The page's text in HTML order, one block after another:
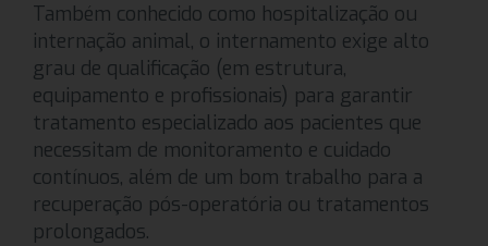
Também conhecido como hospitalização ou
internação animal, o internamento exige alto
grau de qualificação (em estrutura,
equipamento e profissionais) para garantir
tratamento especializado aos pacientes que
necessitam de monitoramento e cuidado
contínuos, além de um bom trabalho para a
recuperação pós-operatória ou tratamentos
prolongados.